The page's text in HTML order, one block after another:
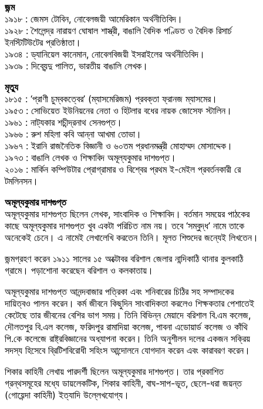
জন্ম
১৯১৮ : জেমস টোবিন, নোবেলজয়ী আমেরিকান অর্থনীতিবিদ।
১৯২৮ : শৈলেন্দ্র নারায়ণ ঘোষাল শাস্ত্রী, বাঙালি বৈদিক পণ্ডিত ও বৈদিক রিসার্চ
ইনস্টিটিউটের প্রতিষ্ঠাতা।
১৯৩৪ : ড্যানিয়েল কানেমান, নোবেলবিজয়ী ইসরাইলের অর্থনীতিবিদ।
১৯৩৯ : দিব্যেন্দু পালিত, ভারতীয় বাঙালি লেখক।
মৃত্যু
১৮১৫ : ‘প্রাণী চুম্বকত্বের’ (ম্যাসমেরিজম) প্রবক্তা ফ্রানজ ম্যাসমের।
১৯৫৩ : সোভিয়েত ইউনিয়নের নেতা ও হিটলার বধের নায়ক জোসেফ স্টালিন।
১৯৬১ : নাট্যকার শচীন্দ্রনাথ সেনগুপ্ত।
১৯৬৬ : রুশ মহিলা কবি আন্না আখমা তোভা।
১৯৬৭ : ইরানি রাজনৈতিক বিজ্ঞানী ও ৬০তম প্রধানমন্ত্রী মোহাম্মদ মোসাদ্দেক।
১৯৭৩ : বাঙালি লেখক ও শিক্ষাবিদ অমূল্যকুমার দাশগুপ্ত।
২০১৬ : মার্কিন কম্পিউটার প্রোগ্রামার ও বিশ্বের প্রথম ই-মেইল প্রবর্তনকারী রে
টমলিনসন।
অমূল্যকুমার দাশগুপ্ত
অমূল্যকুমার দাশগুপ্ত ছিলেন লেখক, সাংবাদিক ও শিক্ষাবিদ। বর্তমান সময়ের পাঠকের
কাছে অমূল্যকুমার দাশগুপ্ত খুব একটা পরিচিত নাম নয়। তবে ‘সম্বুদ্ধ’ নামে তাকে
অনেকেই চেনে। এ নামেই লেখালেখি করতেন তিনি। মূলত শিশুদের জন্যেই লিখতেন।
জন্মগ্রহণ করেন ১৯১১ সালের ১৫ অক্টোবর বরিশাল জেলার নান্দিকাঠি থানার কুলকাঠি
গ্রামে। পড়াশোনা করেছেন বরিশাল ও কলকাতায়।
অমূল্যকুমার দাশগুপ্ত আনন্দবাজার পত্রিকা এবং শনিবারের চিঠির সহ সম্পাদকের
দায়িত্বও পালন করেন। কর্ম জীবনে কিছুদিন সাংবাদিকতা করলেও শিক্ষকতার পেশাতেই
কেটেছে তার জীবনের বেশির ভাগ সময়। তিনি বিভিন্ন মেয়াদে বরিশাল বি.এম কলেজ,
দৌলতপুর বি.এল কলেজ, ফরিদপুর রামাদিয়া কলেজ, পাবনা এডোয়ার্ড কলেজ ও কাঁথি
পি.কে কলেজে রাষ্ট্রবিজ্ঞানের অধ্যাপনা করেন। তিনি অনুশীলন দলের একজন সক্রিয়
সদস্য হিসেবে ব্রিটিশবিরোধী সহিংস আন্দোলনে যোগদান করেন এবং কারাবরণ করেন।
শিকার কাহিনী লেখায় পারদর্শী ছিলেন অমূল্যকুমার দাশগুপ্ত। তার প্রকাশিত
গ্রন্থসমূহের মধ্যে ডায়লেকটিক, শিকার কাহিনী, বাঘ-সাপ-ভূত, ছেলে-ধরা জয়ন্ত
(গোয়েন্দা কাহিনী) ইত্যাদি উল্লেখযোগ্য।